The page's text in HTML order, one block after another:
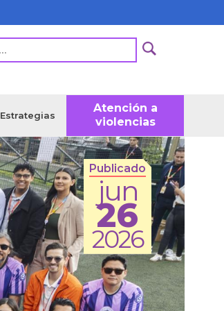
Estrategias
Atención a
violencias
Publicado
jun
26
2026